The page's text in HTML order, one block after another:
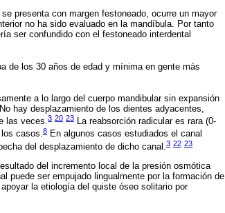
presenta con margen festoneado, ocurre un mayor
no ha sido evaluado en la mandíbula. Por tanto
ser confundido con el festoneado interdental
de los 30 años de edad y mínima en gente más
a lo largo del cuerpo mandibular sin expansión
hay desplazamiento de los dientes adyacentes,
las veces.3 20 23 La reabsorción radicular es rara (0-
casos.8 En algunos casos estudiados el canal
del desplazamiento de dicho canal.3 22 23
del incremento local de la presión osmótica
puede ser empujado lingualmente por la formación de
la etiología del quiste óseo solitario por